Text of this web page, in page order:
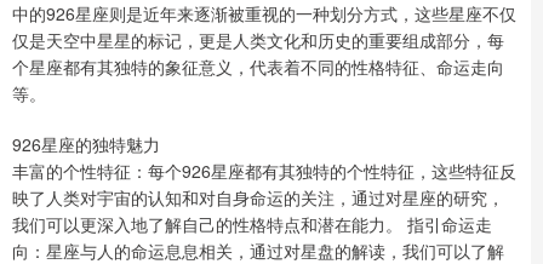
中的926星座则是近年来逐渐被重视的一种划分方式，这些星座不仅
仅是天空中星星的标记，更是人类文化和历史的重要组成部分，每
个星座都有其独特的象征意义，代表着不同的性格特征、命运走向
等。
926星座的独特魅力
丰富的个性特征：每个926星座都有其独特的个性特征，这些特征反
映了人类对宇宙的认知和对自身命运的关注，通过对星座的研究，
我们可以更深入地了解自己的性格特点和潜在能力。 指引命运走
向：星座与人的命运息息相关，通过对星盘的解读，我们可以了解